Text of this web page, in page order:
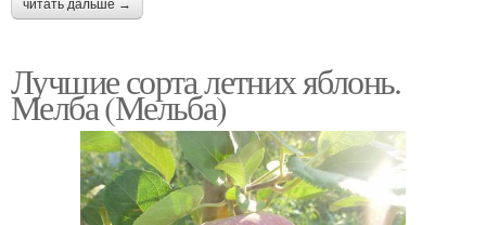
читать дальше →
Лучшие сорта летних яблонь.
Мелба (Мельба)